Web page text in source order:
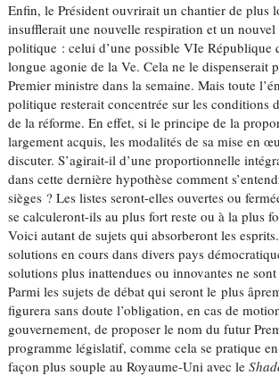
Enfin, le Président ouvrirait un chantier de plus
insufflerait une nouvelle respiration et un
politique : celui d’une possible VIe République
longue agonie de la Ve. Cela ne le dispenserait
Premier ministre dans la semaine. Mais toute
politique resterait concentrée sur les conditions
de la réforme. En effet, si le principe de la
largement acquis, les modalités de sa mise en
discuter. S’agirait-il d’une proportionnelle
dans cette dernière hypothèse comment
sièges ? Les listes seront-elles ouvertes ou
se calculeront-ils au plus fort reste ou à la plus
Voici autant de sujets qui absorberont les
solutions en cours dans divers pays
solutions plus inattendues ou innovantes ne sont
Parmi les sujets de débat qui seront le plus
figurera sans doute l’obligation, en cas de
gouvernement, de proposer le nom du futur
programme législatif, comme cela se pratique
façon plus souple au Royaume-Uni avec le